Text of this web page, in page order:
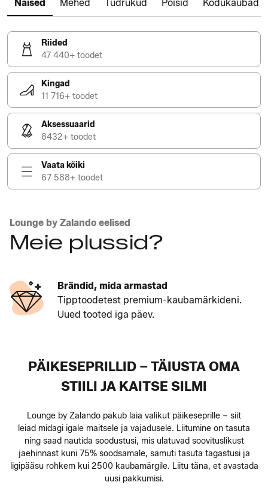
Naised Mehed Tüdrukud Poisid Kodukaubad
Riided
47 440+ toodet
Kingad
11 716+ toodet
Aksessuaarid
8432+ toodet
Vaata kõiki
67 588+ toodet
Lounge by Zalando eelised
Meie plussid?
Brändid, mida armastad
Tipptoodetest premium-kaubamärkideni.
Uued tooted iga päev.
PÄIKESEPRILLID – TÄIUSTA OMA
STIILI JA KAITSE SILMI
Lounge by Zalando pakub laia valikut päikeseprille – siit
leiad midagi igale maitsele ja vajadusele. Liitumine on tasuta
ning saad nautida soodustusi, mis ulatuvad soovituslikust
jaehinnast kuni 75% soodsamale, samuti tasuta tagastusi ja
ligipääsu rohkem kui 2500 kaubamärgile. Liitu täna, et avastada
uusi pakkumisi.